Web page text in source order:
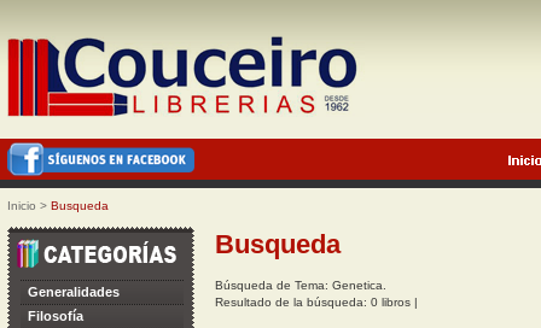
Inicio > Busqueda
Generalidades
Filosofía
Busqueda
Búsqueda de Tema: Genetica.
Resultado de la búsqueda: 0 libros |